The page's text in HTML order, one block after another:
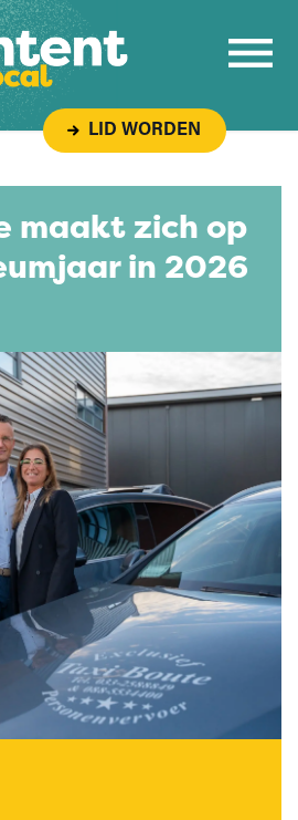
LID WORDEN
maakt zich op
in 2026